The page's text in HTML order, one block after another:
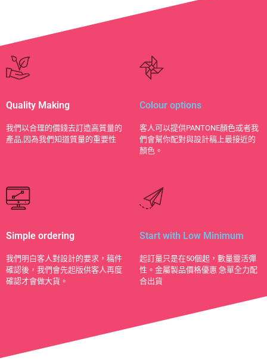
Quality Making
​我們以合理的價錢去訂造高質量的
產品,因為我們知道質量的重要性
Colour options
客人可以提供PANTONE顏色或者我
們會幫你配對與設計稿上最接近的
顏色。
Simple ordering
我們明白客人對設計的要求，稿件
確認後，我們會先起版供客人再度
確認才會做大貨。
Start with Low Minimum
起訂量只是在50個起，數量靈活彈
性。金屬製品價格優惠 急單全力配
合出貨